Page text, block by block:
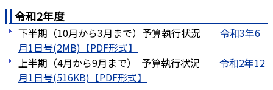
令和2年度
下半期（10月から3月まで）予算執行状況 令和3年6
月1日号(2MB)
上半期（4月から9月まで） 予算執行状況 令和2年12
月1日号(516KB)